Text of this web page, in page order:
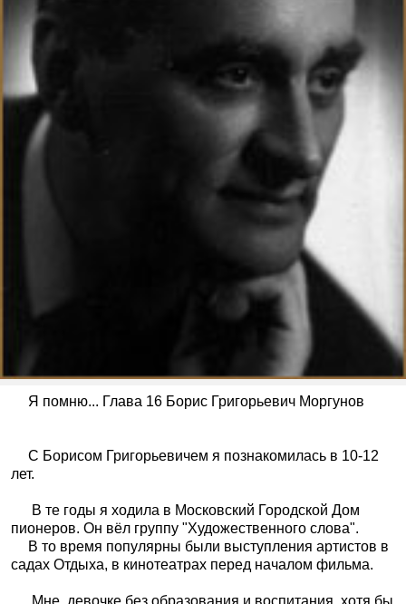
Я помню... Глава 16 Борис Григорьевич Моргунов
С Борисом Григорьевичем я познакомилась в 10-12
лет.
В те годы я ходила в Московский Городской Дом
пионеров. Он вёл группу "Художественного слова".
В то время популярны были выступления артистов в
садах Отдыха, в кинотеатрах перед началом фильма.